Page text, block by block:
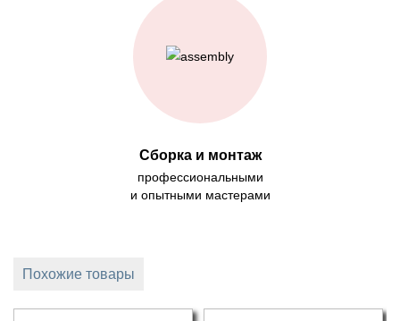
Сборка и монтаж
профессиональными
и опытными мастерами
Похожие товары